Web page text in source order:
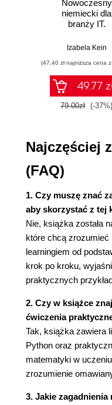
Reguły
Reguła
Reguła
Ponowne
Paradoks
Tabele
Podsumowanie
3. Więcej
Rozkłady
Histogramy i
Dyskretne
Ciągłe
Centralne
Prawo
Rak czy nie
Aktualizacja
Twierdzenie
Podsumowanie
4. Statystyka
Dane
Nowoczesny
niemiecki dla
branży IT.
przykłady i
Izabela Kein
(47,40 zł najniższa cena
49.77
79.00zł (-37%)
Najczęściej
(FAQ)
1. Czy muszę znać
aby skorzystać z tej
Nie, książka została
które chcą
learningiem od
krok po kroku,
praktycznych
2. Czy w książce
ćwiczenia
Tak, książka zawiera
Python oraz
matematyki w
zrozumienie
3. Jakie zagadnienia